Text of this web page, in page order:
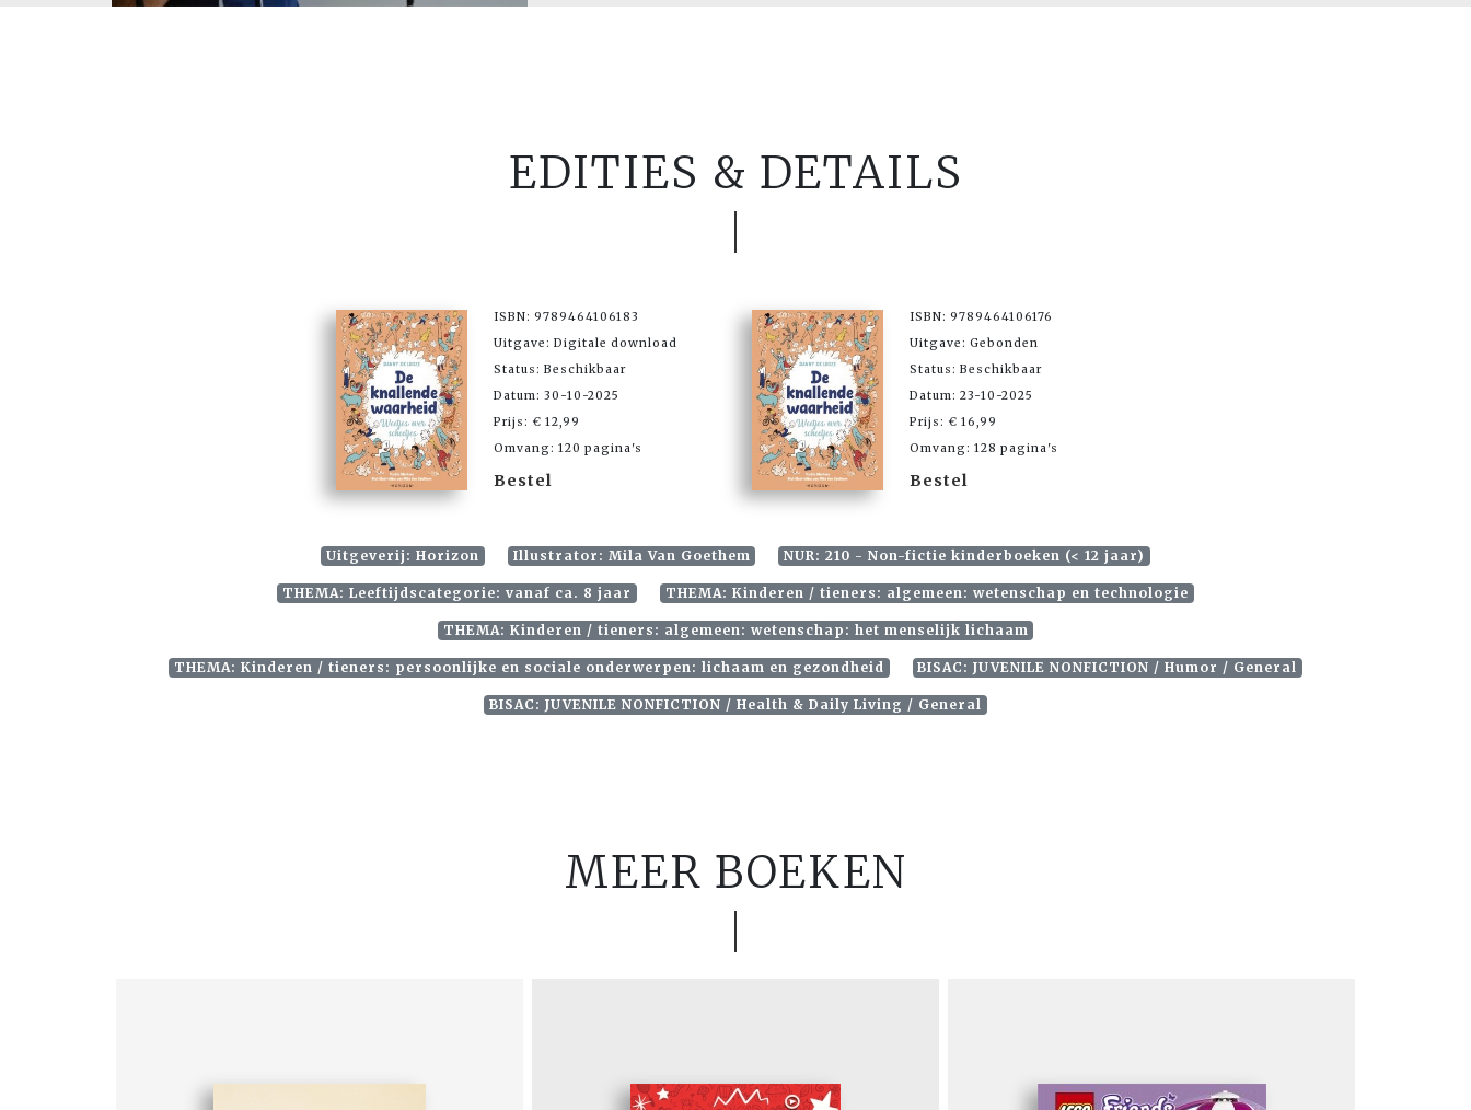
EDITIES & DETAILS
ISBN: 9789464106183
Uitgave: Digitale download
Status: Beschikbaar
Datum: 30-10-2025
Prijs: € 12,99
Omvang: 120 pagina's
Bestel
ISBN: 9789464106176
Uitgave: Gebonden
Status: Beschikbaar
Datum: 23-10-2025
Prijs: € 16,99
Omvang: 128 pagina's
Bestel
Uitgeverij: Horizon Illustrator: Mila Van Goethem NUR: 210 - Non-fictie kinderboeken (< 12 jaar)
THEMA: Leeftijdscategorie: vanaf ca. 8 jaar THEMA: Kinderen / tieners: algemeen: wetenschap en technologie
THEMA: Kinderen / tieners: algemeen: wetenschap: het menselijk lichaam
THEMA: Kinderen / tieners: persoonlijke en sociale onderwerpen: lichaam en gezondheid BISAC: JUVENILE NONFICTION / Humor / General
BISAC: JUVENILE NONFICTION / Health & Daily Living / General
MEER BOEKEN